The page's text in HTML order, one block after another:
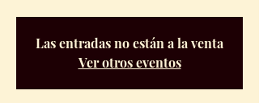
Las entradas no están a la venta
Ver otros eventos